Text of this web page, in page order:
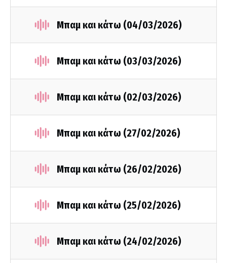
Μπαμ και κάτω (04/03/2026)
Μπαμ και κάτω (03/03/2026)
Μπαμ και κάτω (02/03/2026)
Μπαμ και κάτω (27/02/2026)
Μπαμ και κάτω (26/02/2026)
Μπαμ και κάτω (25/02/2026)
Μπαμ και κάτω (24/02/2026)